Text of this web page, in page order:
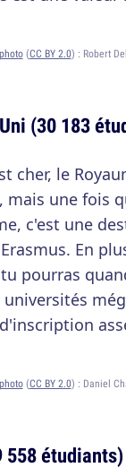
photo(CC BY 2.0) : Robert
(30 183
cher, le
mais une fois
c'est une
En
pourras
photo(CC BY 2.0) : Daniel
558 étudiants)